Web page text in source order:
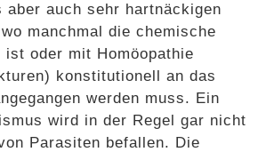
aber auch sehr hartnäckigen
manchmal die chemische
ist oder mit Homöopathie
konstitutionell an das
werden muss. Ein
wird in der Regel gar nicht
Parasiten befallen. Die